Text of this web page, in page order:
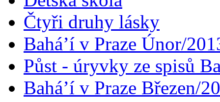
Čtyři druhy lásky
Bahá’í v Praze Únor/
Půst - úryvky ze spisů
Bahá’í v Praze Březen/